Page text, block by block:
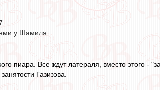
у Шамиля
пиара. Все ждут латераля, вместо этого -
Газизова.